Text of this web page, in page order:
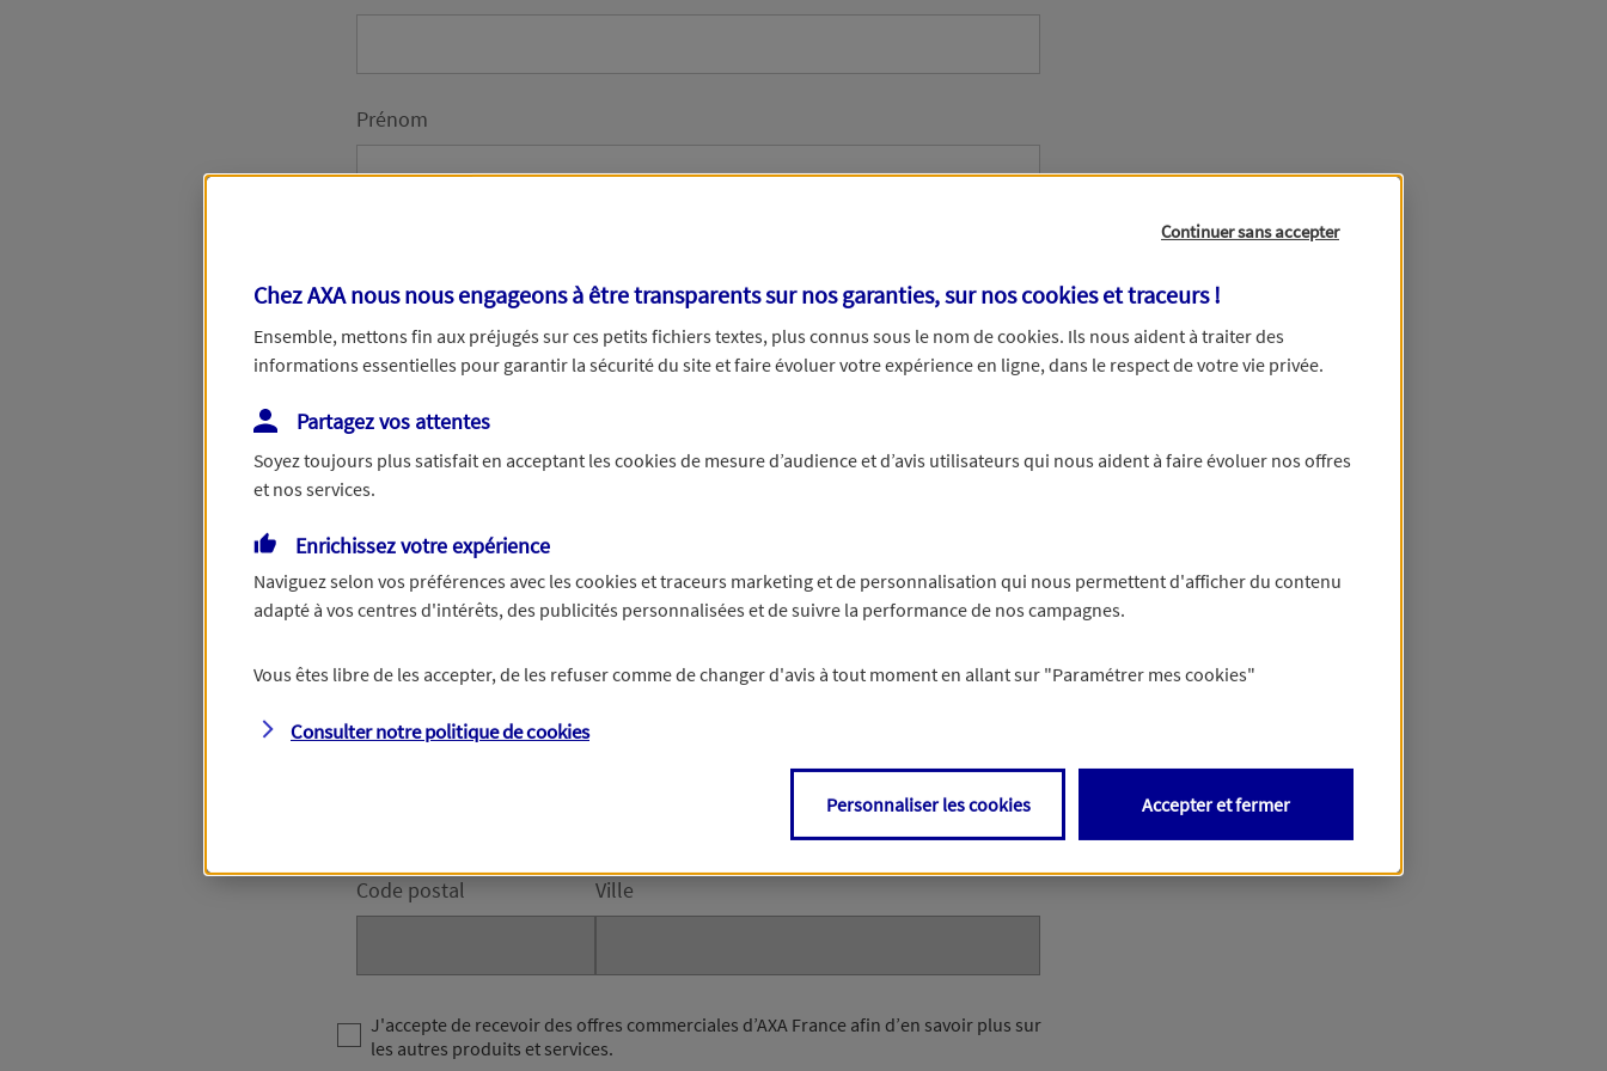
Prénom
Numéro de téléphone
Votre numéro de téléphone et votre email permettront à nos conseillers de vous contacter afin de préciser votre besoin et vous
Votre domicile
Code postal Ville
J'accepte de recevoir des offres commerciales d’AXA France afin d’en savoir plus sur
les autres produits et services.
Continuer sans accepter
Chez AXA nous nous engageons à être transparents sur nos garanties, sur noscookies et traceurs!
Ensemble, mettons fin aux préjugés sur ces petits fichiers textes, plus connus sous le nom decookies. Ils nous aident à traiter des
informations essentielles pour garantir la sécurité du site et faire évoluer votre expérience en ligne, dans le respect de votre vie privée.
Partagez vos attentes
Soyez toujours plus satisfait en acceptant les cookies de mesure d’audience et d’avis utilisateurs qui nous aident à faire évoluer nos offres
et nos services.
Enrichissez votre expérience
Naviguez selon vos préférences avec les cookies et traceurs marketing et de personnalisation qui nous permettent d'afficher du contenu
adapté à vos centres d'intérêts, des publicités personnalisées et de suivre la performance de nos campagnes.
Vous êtes libre de les accepter, de les refuser comme de changer d'avis à tout moment en allant sur "Paramétrer mes cookies"
Consulter notre politique decookies
Personnaliser les cookies Accepter et fermer